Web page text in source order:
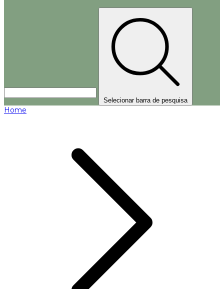
Selecionar barra de pesquisa
Home